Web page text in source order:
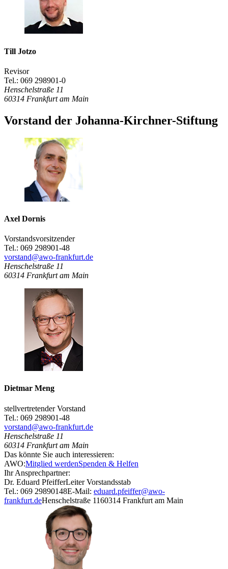
Till Jotzo
Revisor
Tel.: 069 298901-0
Henschelstraße 11
60314 Frankfurt am Main
Vorstand der Johanna-Kirchner-Stiftung
Axel Dornis
Vorstandsvorsitzender
Tel.: 069 298901-48
vorstand@awo-frankfurt.de
Henschelstraße 11
60314 Frankfurt am Main
Dietmar Meng
stellvertretender Vorstand
Tel.: 069 298901-48
vorstand@awo-frankfurt.de
Henschelstraße 11
60314 Frankfurt am Main
Das könnte Sie auch interessieren:
AWO:Mitglied werdenSpenden & Helfen
Ihr Ansprechpartner:
Dr. Eduard PfeifferLeiter Vorstandsstab
Tel.: 069 29890148E-Mail: eduard.pfeiffer@awo-
frankfurt.deHenschelstraße 1160314 Frankfurt am Main